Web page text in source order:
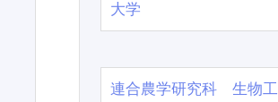
大学
連合農学研究科 生物工